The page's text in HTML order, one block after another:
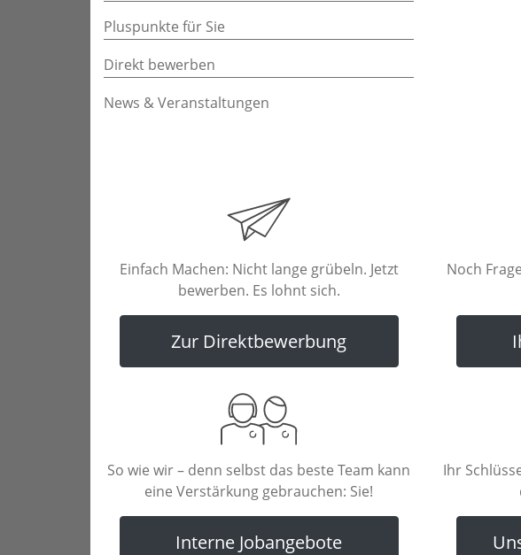
Pluspunkte für Sie
Direkt bewerben
News & Veranstaltungen
Einfach Machen: Nicht lange grübeln. Jetzt
bewerben. Es lohnt sich.
Zur Direktbewerbung
Noch
So wie wir – denn selbst das beste Team kann
eine Verstärkung gebrauchen: Sie!
Interne Jobangebote
Ihr